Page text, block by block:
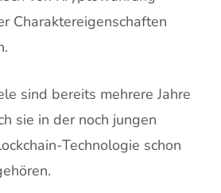
Charaktereigenschaften
sind bereits mehrere Jahre
sie in der noch jungen
Technologie schon